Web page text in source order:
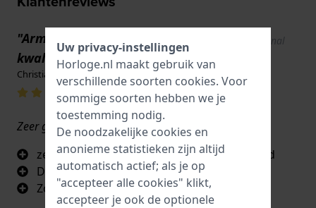
"Armband van uitstekende
kwaliteit"
Show original
Christian Creuzot · 17 juni 2022
Zeer gunstig
zeer vergelijkbaar met de originele armband
Dik leer met een robuust gevoel
Zorgvuldige afwerking
Uw privacy-instellingen
Horloge.nl maakt gebruik van
verschillende soorten cookies. Voor
sommige soorten hebben we je
toestemming nodig.
De noodzakelijke cookies en
anonieme statistieken zijn altijd
automatisch actief; als je op
"accepteer alle cookies" klikt,
accepteer je ook de optionele